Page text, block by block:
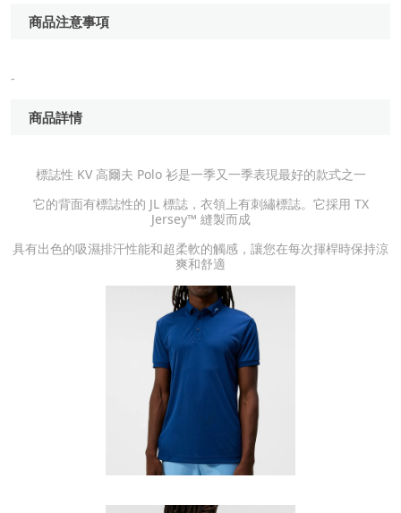
商品注意事項
-
商品詳情
標誌性 KV 高爾夫 Polo 衫是一季又一季表現最好的款式之一
它的背面有標誌性的 JL 標誌，衣領上有刺繡標誌。它採用 TX
Jersey™ 縫製而成
具有出色的吸濕排汗性能和超柔軟的觸感，讓您在每次揮桿時保持涼
爽和舒適